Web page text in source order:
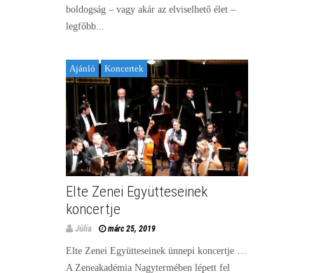
boldogság – vagy akár az elviselhető élet –
legfőbb...
Ajánló Koncertek
Elte Zenei Együtteseinek
koncertje
Júlia márc 25, 2019
Elte Zenei Együtteseinek ünnepi koncertje …
A Zeneakadémia Nagytermében lépett fel